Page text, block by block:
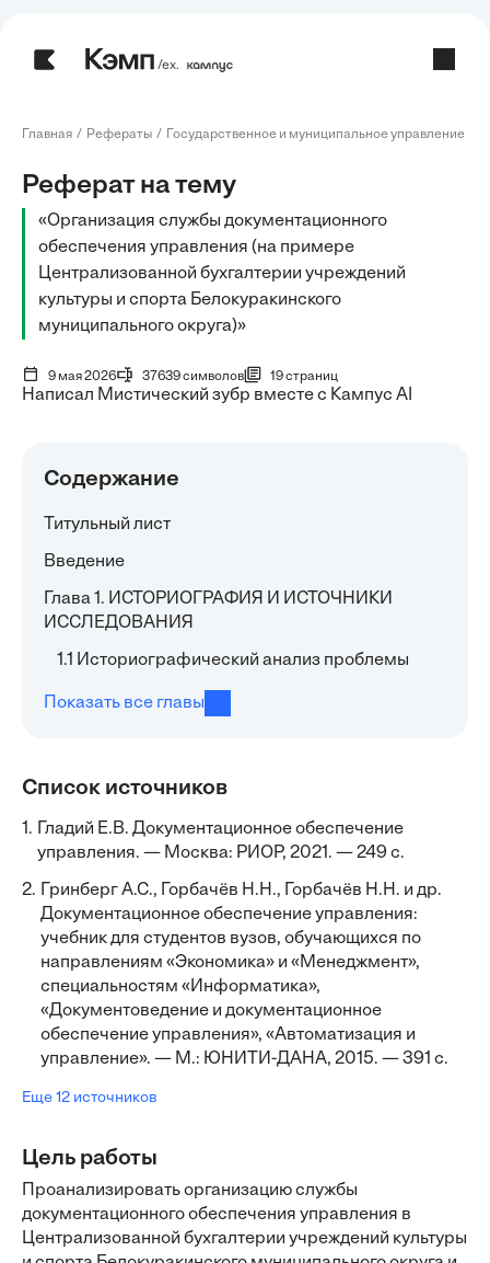
/ех.
Главная Рефераты Государственное и муниципальное управление
Реферат на тему
«Организация службы документационного
обеспечения управления (на примере
Централизованной бухгалтерии учреждений
культуры и спорта Белокуракинского
муниципального округа)»
9 мая 2026 37639 символов 19 страниц
Написал Мистический зубр вместе с Кампус AI
Содержание
Титульный лист
Введение
Глава 1. ИСТОРИОГРАФИЯ И ИСТОЧНИКИ
ИССЛЕДОВАНИЯ
1.1 Историографический анализ проблемы
Показать все главы
Список источников
1.
Гладий Е.В. Документационное обеспечение
управления. — Москва: РИОР, 2021. — 249 с.
2.
Гринберг А.С., Горбачёв Н.Н., Горбачёв Н.Н. и др.
Документационное обеспечение управления:
учебник для студентов вузов, обучающихся по
направлениям «Экономика» и «Менеджмент»,
специальностям «Информатика»,
«Документоведение и документационное
обеспечение управления», «Автоматизация и
управление». — М.: ЮНИТИ-ДАНА, 2015. — 391 с.
Еще 12 источников
Цель работы
Проанализировать организацию службы
документационного обеспечения управления в
Централизованной бухгалтерии учреждений культуры